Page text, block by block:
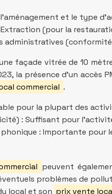
et le type
(pour la
(conformité
façade vitrée de 10
la présence d’un accès
commercial .
pour la plupart des
: Suffisant pour
: Importante
peuvent
problèmes de
local et son prix vente